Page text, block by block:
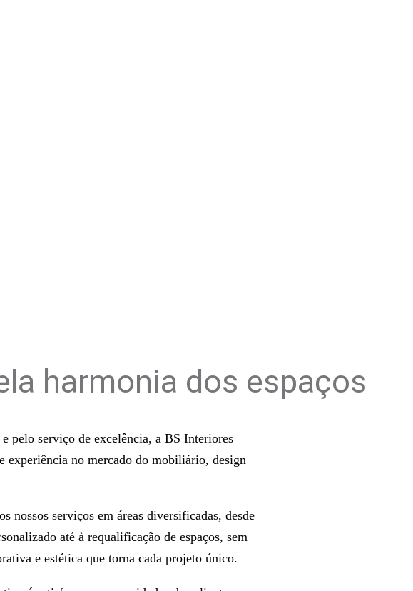
harmonia dos espaços
pelo serviço de excelência, a BS Interiores
experiência no mercado do mobiliário, design
nossos serviços em áreas diversificadas, desde
até à requalificação de espaços, sem
e estética que torna cada projeto único.